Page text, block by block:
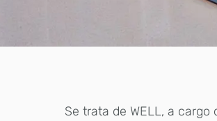
Se trata de WELL, a